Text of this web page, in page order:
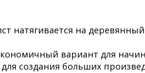
натягивается на
вариант для
создания больших